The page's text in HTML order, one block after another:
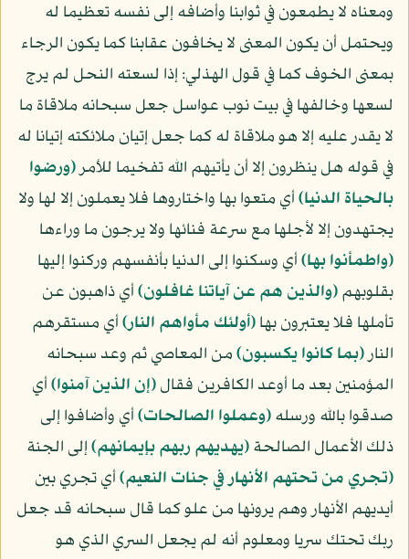
ومعناه لا يطمعون في ثوابنا وأضافه إلى نفسه تعظيما له
ويحتمل أن يكون المعنى لا يخافون عقابنا كما يكون الرجاء
بمعنى الخوف كما في قول الهذلي: إذا لسعته النحل لم يرج
لسعها وخالفها في بيت نوب عواسل جعل سبحانه ملاقاة ما
لا يقدر عليه إلا هو ملاقاة له كما جعل إتيان ملائكته إتيانا له
في قوله هل ينظرون إلا أن يأتيهم الله تفخيما للأمر﴿ورضوا
بالحياة الدنيا﴾أي متعوا بها واختاروها فلا يعملون إلا لها ولا
يجتهدون إلا لأجلها مع سرعة فنائها ولا يرجون ما وراءها
﴿واطمأنوا بها﴾أي وسكنوا إلى الدنيا بأنفسهم وركنوا إليها
بقلوبهم﴿والذين هم عن آياتنا غافلون﴾أي ذاهبون عن
تأملها فلا يعتبرون بها﴿أولئك مأواهم النار﴾أي مستقرهم
النار﴿بما كانوا يكسبون﴾من المعاصي ثم وعد سبحانه
المؤمنين بعد ما أوعد الكافرين فقال﴿إن الذين آمنوا﴾أي
صدقوا بالله ورسله﴿وعملوا الصالحات﴾أي وأضافوا إلى
ذلك الأعمال الصالحة﴿يهديهم ربهم بإيمانهم﴾إلى الجنة
﴿تجري من تحتهم الأنهار في جنات النعيم﴾أي تجري بين
أيديهم الأنهار وهم يرونها من علو كما قال سبحانه قد جعل
ربك تحتك سريا ومعلوم أنه لم يجعل السري الذي هو